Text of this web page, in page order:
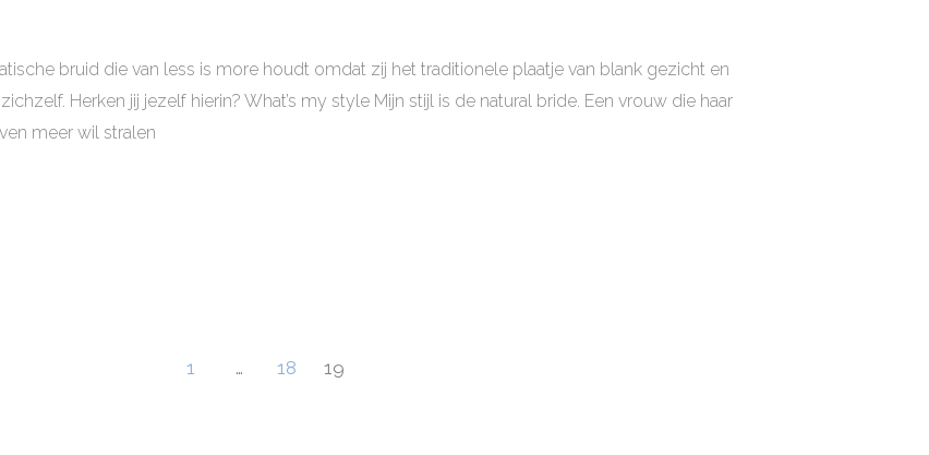
bruid die van less is more houdt omdat zij het traditionele plaatje van blank gezicht en
Herken jij jezelf hierin? What’s my style Mijn stijl is de natural bride. Een vrouw die haar
meer wil stralen
1 … 18 19